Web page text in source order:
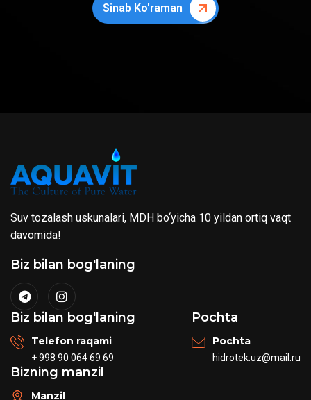
Sinab Ko'raman
Suv tozalash uskunalari, MDH bo‘yicha 10 yildan ortiq vaqt
davomida!
Biz bilan bog'laning
Biz bilan bog'laning
Telefon raqami
+ 998 90 064 69 69
Pochta
Pochta
hidrotek.uz@mail.ru
Bizning manzil
Manzil